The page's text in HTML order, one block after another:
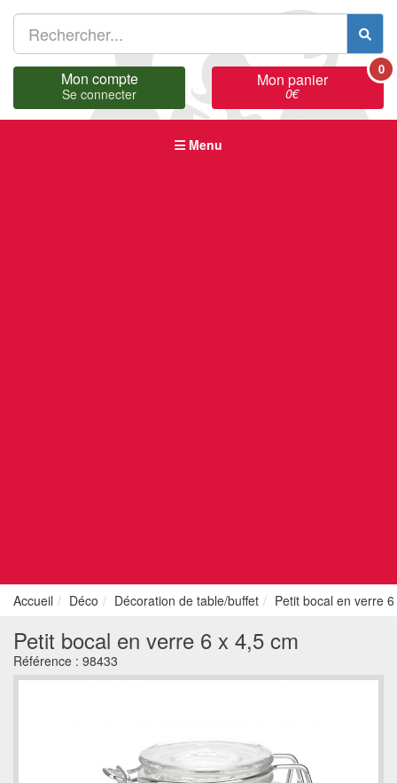
Mon compte
Se connecter
Mon panier
0€
0
Menu
Accueil Déco Décoration de table/buffet Petit bocal en verre
Petit bocal en verre 6 x 4,5 cm
Référence : 98433